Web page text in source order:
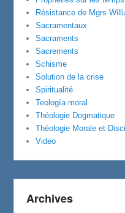
Résistance de Mgrs
Sacramentaux
Sacraments
Sacrements
Schisme
Solution de la crise
Spiritualité
Teología moral
Théologie Dogmatique
Théologie Morale et
Video
Archives